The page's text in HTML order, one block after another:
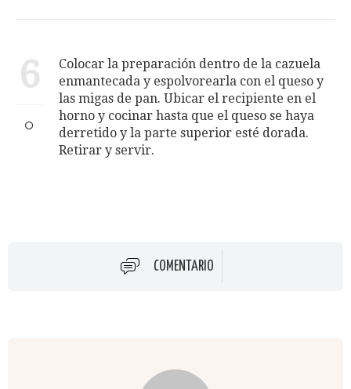
6
Colocar la preparación dentro de la cazuela
enmantecada y espolvorearla con el queso y
las migas de pan. Ubicar el recipiente en el
horno y cocinar hasta que el queso se haya
derretido y la parte superior esté dorada.
Retirar y servir.
COMENTARIO